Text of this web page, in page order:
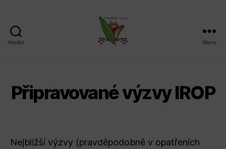
Hledat Menu
Připravované výzvy IROP
Nejbližší výzvy (pravděpodobně v opatřeních